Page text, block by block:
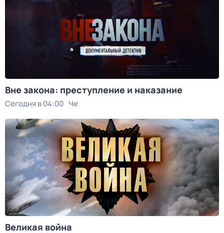
Вне закона: преступление и наказание
Сегодня в 04:00 Че
Великая война